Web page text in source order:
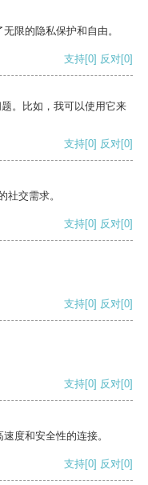
限的隐私保护和自由。
支持[0] 反对[0]
。比如，我可以使用它来
支持[0] 反对[0]
社交需求。
支持[0] 反对[0]
支持[0] 反对[0]
支持[0] 反对[0]
度和安全性的连接。
支持[0] 反对[0]